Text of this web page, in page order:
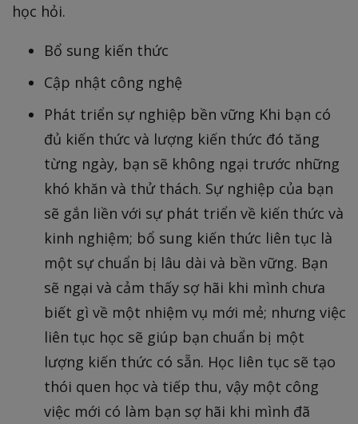
học hỏi.
Bổ sung kiến thức
Cập nhật công nghệ
Phát triển sự nghiệp bền vững Khi bạn có
đủ kiến thức và lượng kiến thức đó tăng
từng ngày, bạn sẽ không ngại trước những
khó khăn và thử thách. Sự nghiệp của bạn
sẽ gắn liền với sự phát triển về kiến thức và
kinh nghiệm; bổ sung kiến thức liên tục là
một sự chuẩn bị lâu dài và bền vững. Bạn
sẽ ngại và cảm thấy sợ hãi khi mình chưa
biết gì về một nhiệm vụ mới mẻ; nhưng việc
liên tục học sẽ giúp bạn chuẩn bị một
lượng kiến thức có sẵn. Học liên tục sẽ tạo
thói quen học và tiếp thu, vậy một công
việc mới có làm bạn sợ hãi khi mình đã